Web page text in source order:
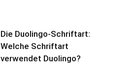
Die Duolingo-Schriftart:
Welche Schriftart
verwendet Duolingo?